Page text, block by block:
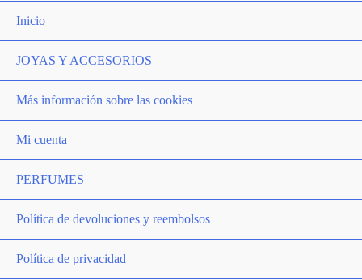
Inicio
JOYAS Y ACCESORIOS
Más información sobre las cookies
Mi cuenta
PERFUMES
Política de devoluciones y reembolsos
Política de privacidad